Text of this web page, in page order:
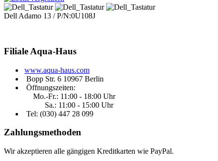
Dell Adamo 13 / P/N:0U108J
Filiale Aqua-Haus
www.aqua-haus.com
Bopp Str. 6 10967 Berlin
Öffnungszeiten:
Mo.-Fr.: 11:00 - 18:00 Uhr
Sa.: 11:00 - 15:00 Uhr
Tel: (030) 447 28 099
Zahlungsmethoden
Wir akzeptieren alle gängigen Kreditkarten wie PayPal.